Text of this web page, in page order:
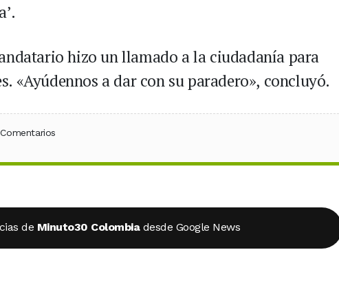
hizo un llamado a la ciudadanía para
«Ayúdennos a dar con su paradero», concluyó.
Facebook
en X (Twitter)
en WhatsApp
Comentarios
de Minuto30 Colombia desde Google News